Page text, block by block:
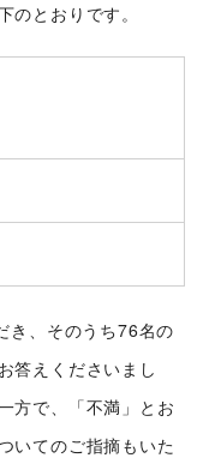
とおりです。
き、そのうち76名の
答えくださいまし
方で、「不満」とお
いてのご指摘もいた